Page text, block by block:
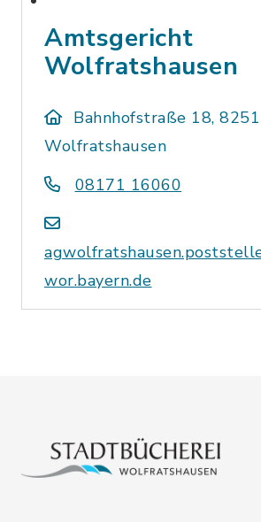
Amtsgericht
Wolfratshausen
Bahnhofstraße 18,
Wolfratshausen
08171 16060
wor.bayern.de